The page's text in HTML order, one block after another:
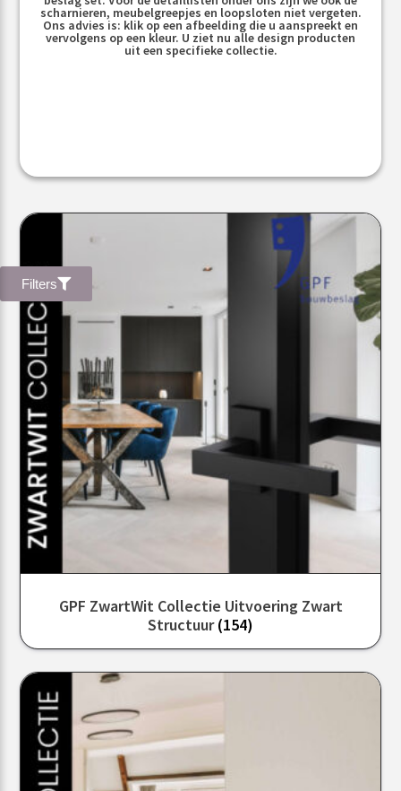
scharnieren, meubelgreepjes en loopsloten niet vergeten.
Ons advies is: klik op een afbeelding die u aanspreekt en
vervolgens op een kleur. U ziet nu alle design producten
uit een specifieke collectie.
Filters
GPF ZwartWit Collectie Uitvoering Zwart
Structuur(154)